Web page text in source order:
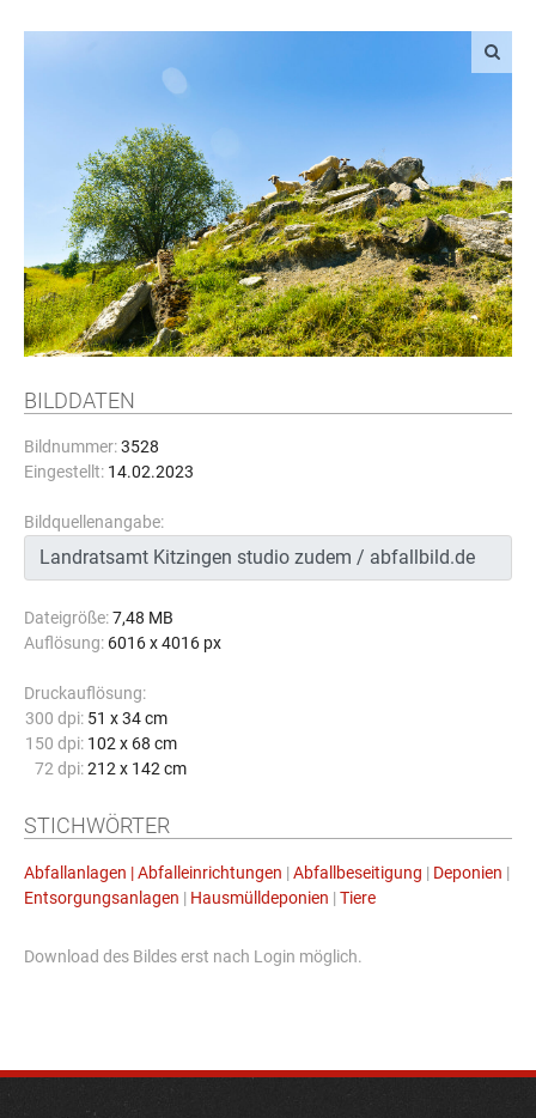
BILDDATEN
Bildnummer:3528
Eingestellt: 14.02.2023
Bildquellenangabe:
Dateigröße:7,48 MB
Auflösung: 6016 x 4016 px
Druckauflösung:
300 dpi: 51 x 34 cm
150 dpi: 102 x 68 cm
72 dpi: 212 x 142 cm
STICHWÖRTER
Abfallanlagen | Abfalleinrichtungen | Abfallbeseitigung | Deponien |
Entsorgungsanlagen | Hausmülldeponien | Tiere
Download des Bildes erst nach Login möglich.